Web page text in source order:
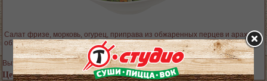
Салат фризе, морковь, огурец, приправа из обжаренных перцев и арахиса,
обжаренная свинина, заправка с устричным соусом
Выход блюда: 350 гр.
Цена 499 руб.